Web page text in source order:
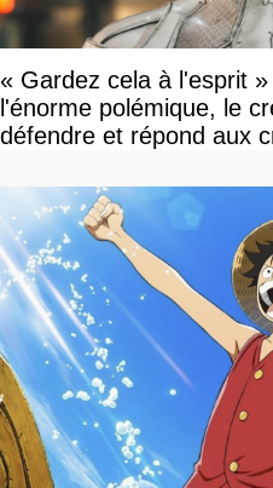
« Gardez cela à l'esprit
l'énorme polémique, le
défendre et répond aux